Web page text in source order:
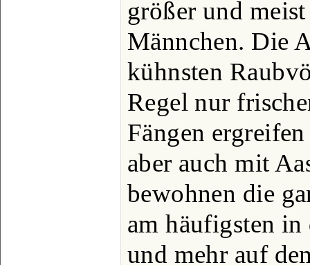
größer und
Männchen. Die
kühnsten
Regel nur
Fängen
aber auch mit
bewohnen die
am häufigsten in
und mehr auf